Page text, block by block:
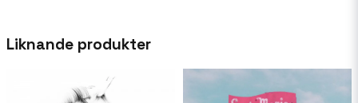
Liknande produkter